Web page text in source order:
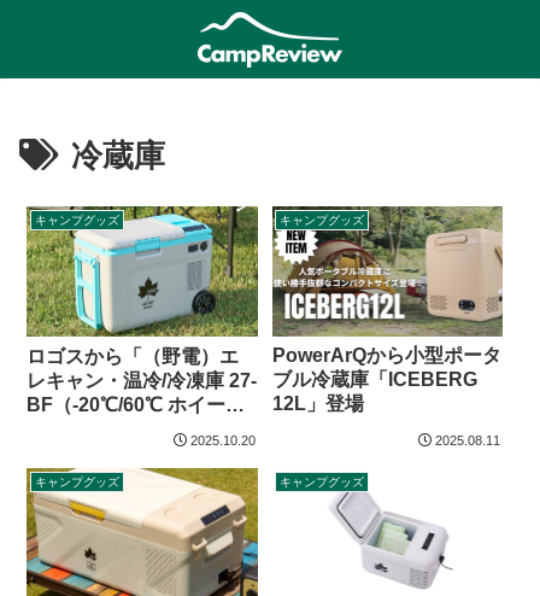
冷蔵庫
キャンプグッズ
ロゴスから「（野電）エ
レキャン・温冷/冷凍庫 27-
BF（-20℃/60℃ ホイー
2025.10.20
キャンプグッズ
PowerArQから小型ポータ
ブル冷蔵庫「ICEBERG
12L」登場
2025.08.11
キャンプグッズ キャンプグッズ